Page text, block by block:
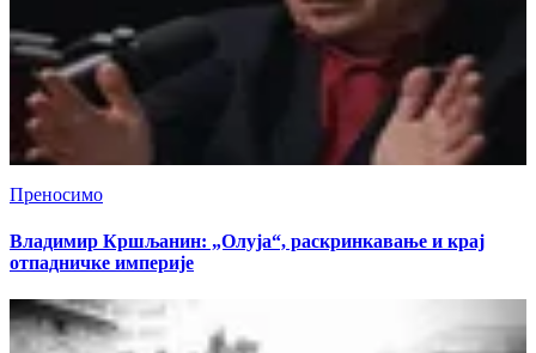
Преносимо
Владимир Кршљанин: „Олуја“, раскринкавање и крај
отпадничке империје